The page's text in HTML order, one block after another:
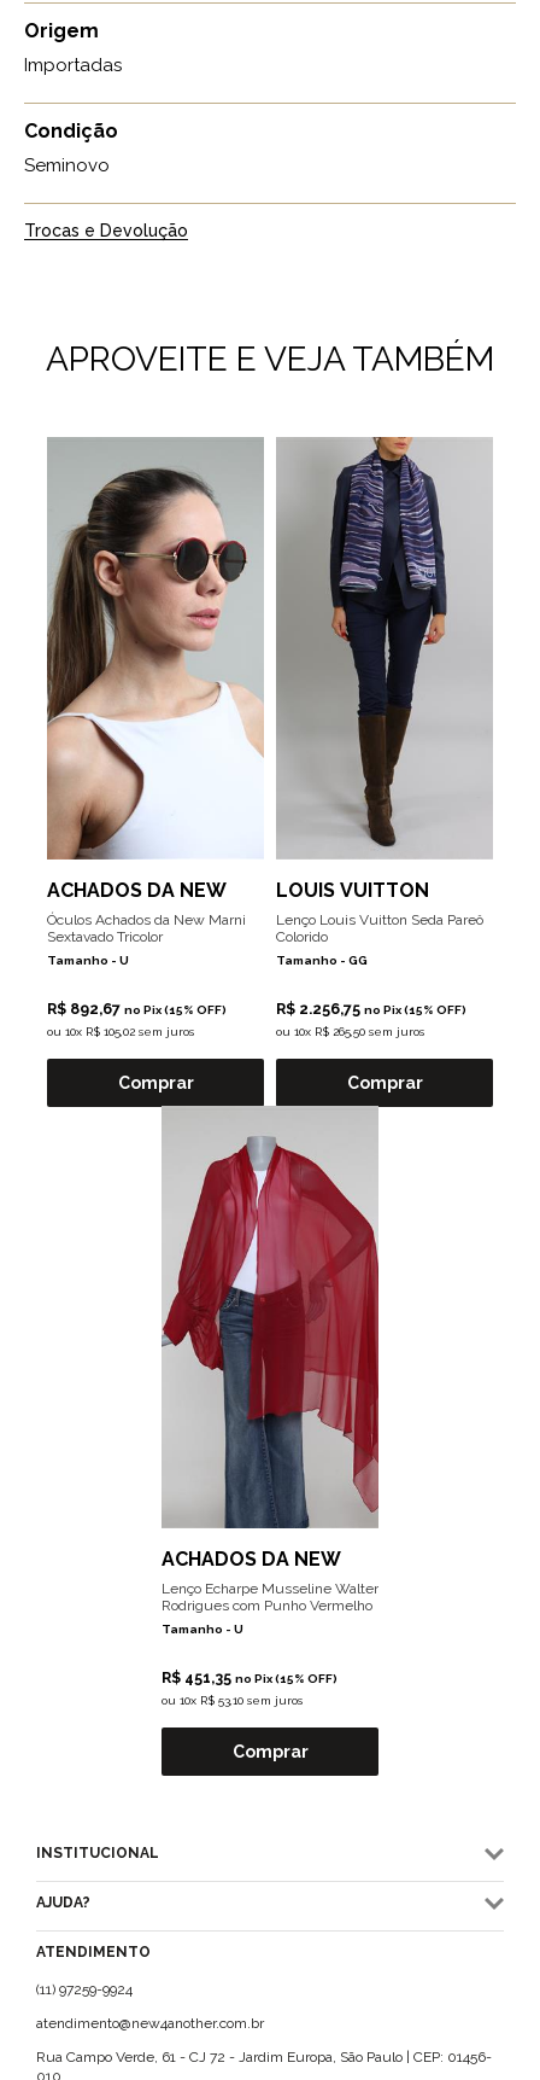
Origem
Importadas
Condição
Seminovo
Trocas e Devolução
APROVEITE E VEJA TAMBÉM
ACHADOS DA NEW
Óculos Achados da New Marni
Sextavado Tricolor
Tamanho - U
R$ 892,67 no Pix (15% OFF)
ou 10x R$ 105,02 sem juros
Comprar
LOUIS VUITTON
Lenço Louis Vuitton Seda Pareô
Colorido
Tamanho - GG
R$ 2.256,75 no Pix (15% OFF)
ou 10x R$ 265,50 sem juros
Comprar
ACHADOS DA NEW
Lenço Echarpe Musseline Walter
Rodrigues com Punho Vermelho
Tamanho - U
R$ 451,35 no Pix (15% OFF)
ou 10x R$ 53,10 sem juros
Comprar
INSTITUCIONAL
AJUDA?
ATENDIMENTO
(11) 97259-9924
atendimento@new4another.com.br
Rua Campo Verde, 61 - CJ 72 - Jardim Europa, São Paulo | CEP: 01456-
010